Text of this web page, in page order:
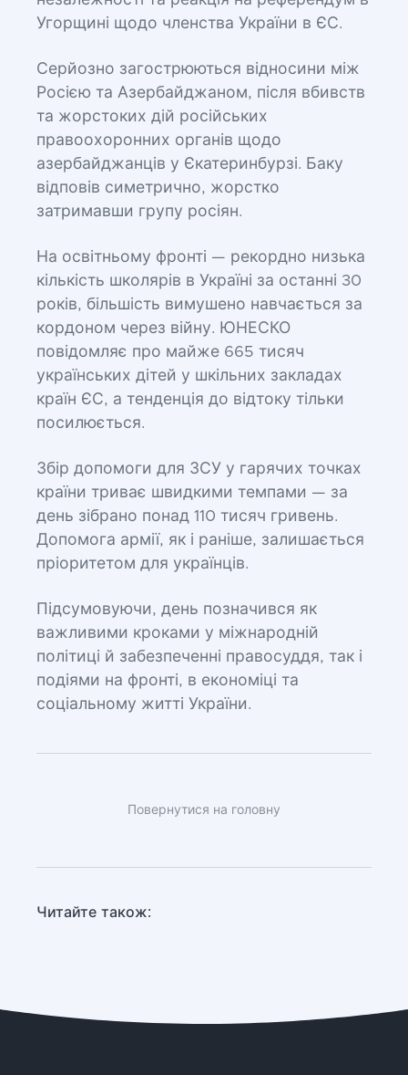
Угорщині щодо членства України в ЄС.
Серйозно загострюються відносини між
Росією та Азербайджаном, після вбивств
та жорстоких дій російських
правоохоронних органів щодо
азербайджанців у Єкатеринбурзі. Баку
відповів симетрично, жорстко
затримавши групу росіян.
На освітньому фронті — рекордно низька
кількість школярів в Україні за останні 30
років, більшість вимушено навчається за
кордоном через війну. ЮНЕСКО
повідомляє про майже 665 тисяч
українських дітей у шкільних закладах
країн ЄС, а тенденція до відтоку тільки
посилюється.
Збір допомоги для ЗСУ у гарячих точках
країни триває швидкими темпами — за
день зібрано понад 110 тисяч гривень.
Допомога армії, як і раніше, залишається
пріоритетом для українців.
Підсумовуючи, день позначився як
важливими кроками у міжнародній
політиці й забезпеченні правосуддя, так і
подіями на фронті, в економіці та
соціальному житті України.
Повернутися на головну
Читайте також: